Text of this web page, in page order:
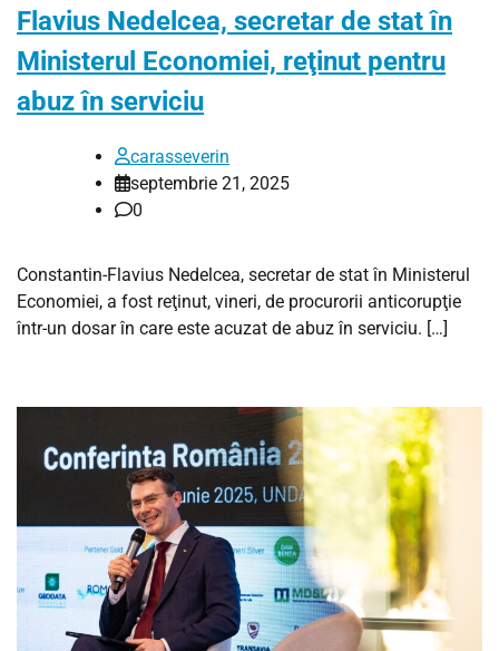
Flavius Nedelcea, secretar de stat în
Ministerul Economiei, reţinut pentru
abuz în serviciu
carasseverin
septembrie 21, 2025
0
Constantin-Flavius Nedelcea, secretar de stat în Ministerul
Economiei, a fost reţinut, vineri, de procurorii anticorupţie
într-un dosar în care este acuzat de abuz în serviciu. […]